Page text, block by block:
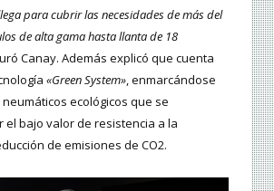
para cubrir las necesidades de más del
de alta gama hasta llanta de 18
Canay. Además explicó que cuenta
«Green System», enmarcándose
ecológicos que se
el bajo valor de resistencia a la
de emisiones de CO2.